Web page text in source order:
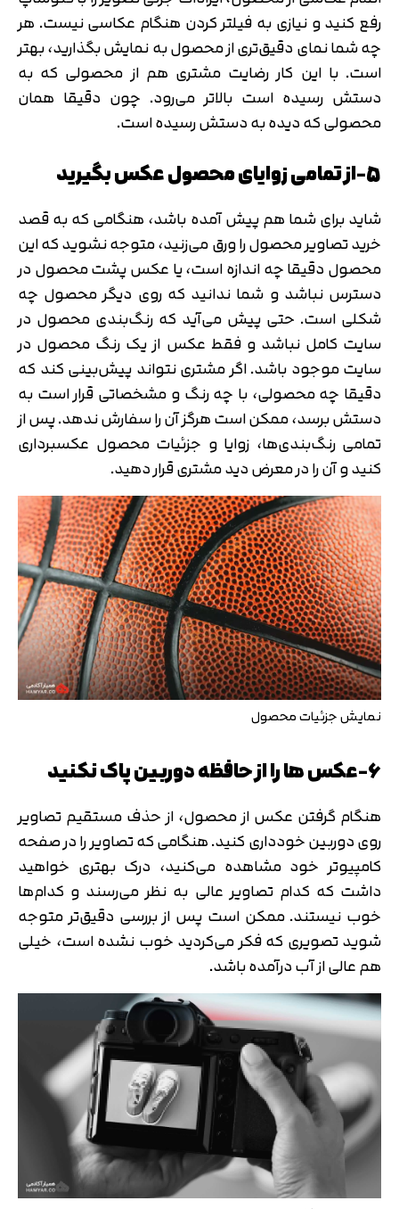
رفع کنید و نیازی به فیلتر کردن هنگام عکاسی نیست. هر
چه شما نمای دقیق‌تری از محصول به نمایش بگذارید، بهتر
است. با این کار رضایت مشتری هم از محصولی که به
دستش رسیده است بالاتر می‌رود. چون دقیقا همان
محصولی که دیده به دستش رسیده است.
5-از تمامی زوایای محصول عکس بگیرید
شاید برای شما هم پیش آمده باشد، هنگامی که به قصد
خرید تصاویر محصول را ورق می‌زنید، متوجه نشوید که این
محصول دقیقا چه اندازه است، یا عکس پشت محصول در
دسترس نباشد و شما ندانید که روی دیگر محصول چه
شکلی است. حتی پیش می‌آید که رنگ‌بندی محصول در
سایت کامل نباشد و فقط عکس از یک رنگ محصول در
سایت موجود باشد. اگر مشتری نتواند پیش‌بینی کند که
دقیقا چه محصولی، با چه رنگ و مشخصاتی قرار است به
دستش برسد، ممکن است هرگز آن را سفارش ندهد. پس از
تمامی رنگ‌بندی‌ها، زوایا و جزئیات محصول عکسبرداری
کنید و آن را در معرض دید مشتری قرار دهید.
نمایش جزئیات محصول
6-عکس ها را از حافظه دوربین پاک نکنید
هنگام گرفتن عکس از محصول، از حذف مستقیم تصاویر
روی دوربین خودداری کنید. هنگامی که تصاویر را در صفحه
کامپیوتر خود مشاهده می‌کنید، درک بهتری خواهید
داشت که کدام تصاویر عالی به نظر می‌رسند و کدام‌ها
خوب نیستند. ممکن است پس از بررسی دقیق‌تر متوجه
شوید تصویری که فکر می‌کردید خوب نشده است، خیلی
هم عالی از آب درآمده باشد.